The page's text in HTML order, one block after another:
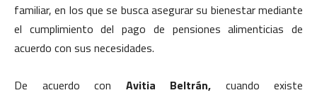
familiar, en los que se busca asegurar su bienestar mediante
el cumplimiento del pago de pensiones alimenticias de
acuerdo con sus necesidades.
De acuerdo con Avitia Beltrán, cuando existe